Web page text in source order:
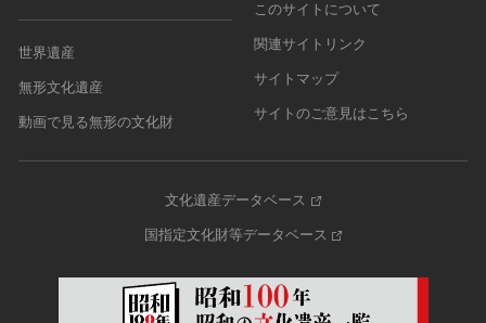
世界遺産
無形文化遺産
動画で見る無形の文化財
このサイトについて
関連サイトリンク
サイトマップ
サイトのご意見はこちら
文化遺産データベース
国指定文化財等データベース